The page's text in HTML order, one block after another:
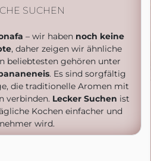
SUCHEN
– wir haben noch keine
, daher zeigen wir ähnliche
beliebtesten gehören unter
. Es sind sorgfältig
die traditionelle Aromen mit
verbinden. Lecker Suchen ist
Kochen einfacher und
wird.